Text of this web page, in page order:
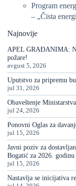
Program
– „Čista
Najnovije
APEL GRAĐANIMA:
požare!
avgust 5, 2026
Uputstvo za pripremu
jul 31, 2026
Obaveštenje
jul 24, 2026
Ponovni Oglas za
jul 15, 2026
Javni poziv za
Bogatić za 2026. godinu
jul 15, 2026
Nastavlja se inicijativa